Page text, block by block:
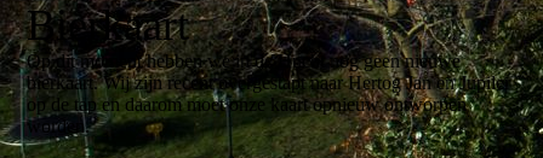
Bierkaart
Op dit moment hebben we in de Hucht nog geen nieuwe
bierkaart. Wij zijn recent overgestapt naar Hertog Jan en Jupiler
op de tap en daarom moet onze kaart opnieuw ontworpen
worden.